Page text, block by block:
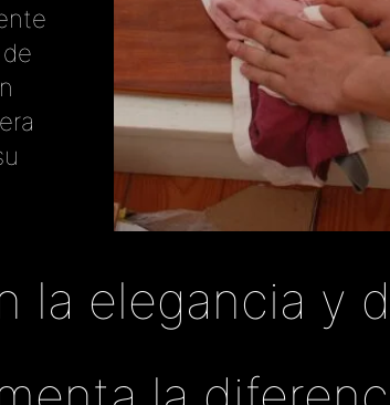
la elegancia y